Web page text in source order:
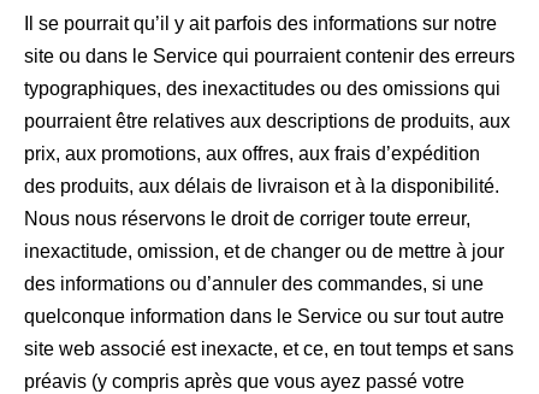
Il se pourrait qu’il y ait parfois des informations sur notre
site ou dans le Service qui pourraient contenir des erreurs
typographiques, des inexactitudes ou des omissions qui
pourraient être relatives aux descriptions de produits, aux
prix, aux promotions, aux offres, aux frais d’expédition
des produits, aux délais de livraison et à la disponibilité.
Nous nous réservons le droit de corriger toute erreur,
inexactitude, omission, et de changer ou de mettre à jour
des informations ou d’annuler des commandes, si une
quelconque information dans le Service ou sur tout autre
site web associé est inexacte, et ce, en tout temps et sans
préavis (y compris après que vous ayez passé votre